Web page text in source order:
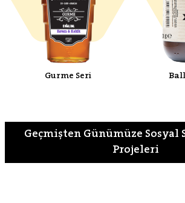
Gurme Seri
Geçmişten Günümüze
Projeleri